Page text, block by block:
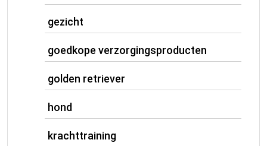
gezicht
goedkope verzorgingsproducten
golden retriever
hond
krachttraining